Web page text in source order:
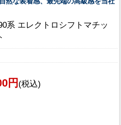
系 エレクトロシフトマチッ
円 (税込)